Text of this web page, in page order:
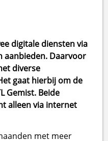
digitale diensten via
aanbieden. Daarvoor
diverse
gaat hierbij om de
Gemist. Beide
alleen via internet
met meer